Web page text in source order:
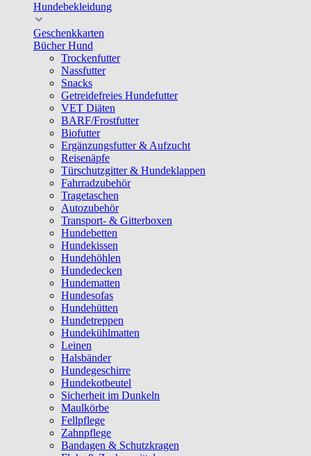
Hundebekleidung
Geschenkkarten
Bücher Hund
Trockenfutter
Nassfutter
Snacks
Getreidefreies Hundefutter
VET Diäten
BARF/Frostfutter
Biofutter
Ergänzungsfutter & Aufzucht
Reisenäpfe
Türschutzgitter & Hundeklappen
Fahrradzubehör
Tragetaschen
Autozubehör
Transport- & Gitterboxen
Hundebetten
Hundekissen
Hundehöhlen
Hundedecken
Hundematten
Hundesofas
Hundehütten
Hundetreppen
Hundekühlmatten
Leinen
Halsbänder
Hundegeschirre
Hundekotbeutel
Sicherheit im Dunkeln
Maulkörbe
Fellpflege
Zahnpflege
Bandagen & Schutzkragen